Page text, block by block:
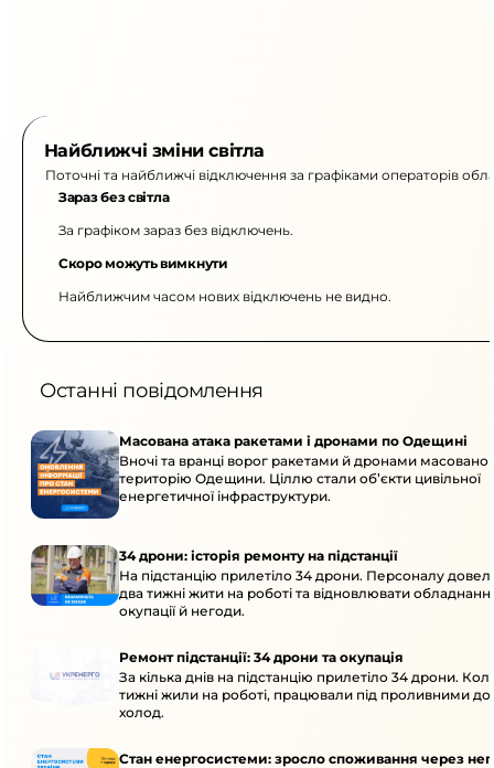
Найближчі зміни світла
Поточні та найближчі відключення за графіками операторів
Зараз без світла
За графіком зараз без відключень.
Скоро можуть вимкнути
Найближчим часом нових відключень не видно.
Останні повідомлення
Масована атака ракетами і дронами по Одещині
Вночі та вранці ворог ракетами й дронами масовано
територію Одещини. Ціллю стали об’єкти цивільної
енергетичної інфраструктури.
34 дрони: історія ремонту на підстанції
На підстанцію прилетіло 34 дрони. Персоналу
два тижні жити на роботі та відновлювати
окупації й негоди.
Ремонт підстанції: 34 дрони та окупація
За кілька днів на підстанцію прилетіло 34 дрони.
тижні жили на роботі, працювали під проливними
холод.
Стан енергосистеми: зросло споживання через